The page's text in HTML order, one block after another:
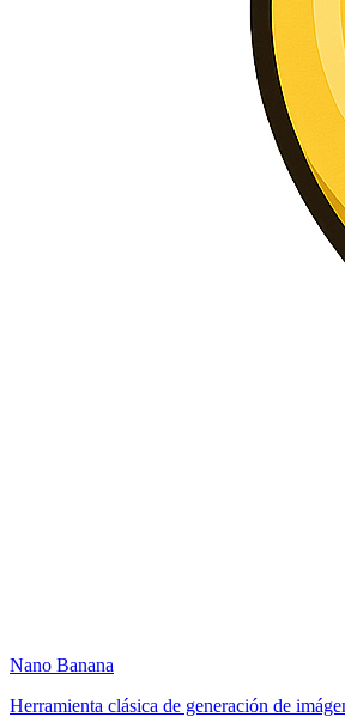
Nano Banana
Herramienta clásica de generación de